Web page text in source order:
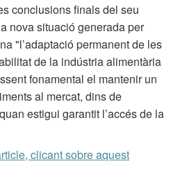
conclusions finals del seu
nova situació generada per
"l’adaptació permanent de les
de la indústria alimentària
fonamental el mantenir un
al mercat, dins de
estigui garantit l’accés de la
clicant sobre aquest